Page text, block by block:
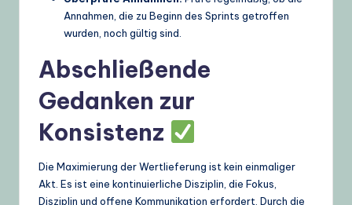
Annahmen, die zu Beginn des Sprints getroffen
wurden, noch gültig sind.
Abschließende
Gedanken zur
Konsistenz
Die Maximierung der Wertlieferung ist kein einmaliger
Akt. Es ist eine kontinuierliche Disziplin, die Fokus,
Disziplin und offene Kommunikation erfordert. Durch die